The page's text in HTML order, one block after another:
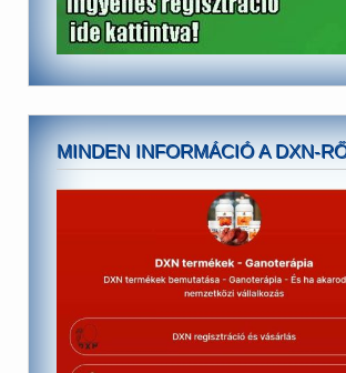
MINDEN INFORMÁCIÓ A DXN-